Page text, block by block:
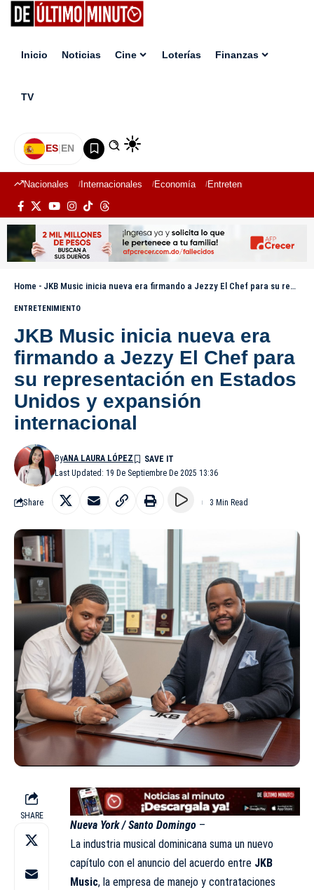
Inicio Noticias Cine Loterías Finanzas
TV
ES|EN
Nacionales Internacionales Economía Entretenimiento
Home - JKB Music inicia nueva era firmando a Jezzy El Chef para su representación en Estados Unidos y expansión internacional
ENTRETENIMIENTO
JKB Music inicia nueva era
firmando a Jezzy El Chef para
su representación en Estados
Unidos y expansión
internacional
Last Updated: 19 De Septiembre De 2025 13:36
ByANA LAURA LÓPEZ
Share 3 Min Read
SHARE
Nueva York / Santo Domingo –
La industria musical dominicana suma un nuevo
capítulo con el anuncio del acuerdo entre JKB
Music, la empresa de manejo y contrataciones